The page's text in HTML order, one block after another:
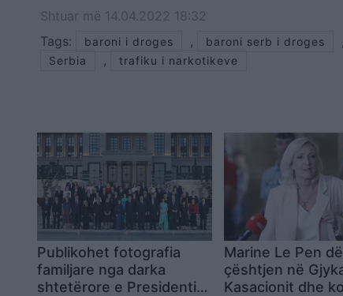
Shtuar më 14.04.2022 18:32
Tags:
baroni i droges , baroni serb i droges
Serbia , trafiku i narkotikeve
Publikohet fotografia
familjare nga darka
shtetërore e Presidentit
Marine Le Pen
çështjen në
Kasacionit dhe